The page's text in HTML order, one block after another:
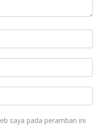
saya pada peramban ini